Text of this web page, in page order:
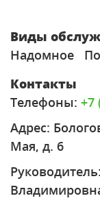
Виды
Надомное
Контакты
Телефоны: +7
Адрес:
Мая, д. 6